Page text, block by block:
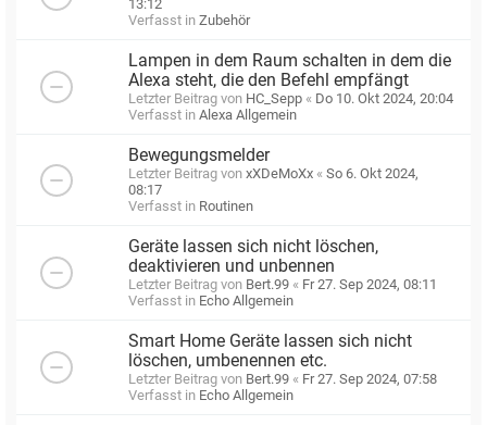
13:12
Verfasst in Zubehör
Lampen in dem Raum schalten in dem die
Alexa steht, die den Befehl empfängt
Letzter Beitrag von HC_Sepp « Do 10. Okt 2024, 20:04
Verfasst in Alexa Allgemein
Bewegungsmelder
Letzter Beitrag von xXDeMoXx « So 6. Okt 2024,
08:17
Verfasst in Routinen
Geräte lassen sich nicht löschen,
deaktivieren und unbennen
Letzter Beitrag von Bert.99 « Fr 27. Sep 2024, 08:11
Verfasst in Echo Allgemein
Smart Home Geräte lassen sich nicht
löschen, umbenennen etc.
Letzter Beitrag von Bert.99 « Fr 27. Sep 2024, 07:58
Verfasst in Echo Allgemein